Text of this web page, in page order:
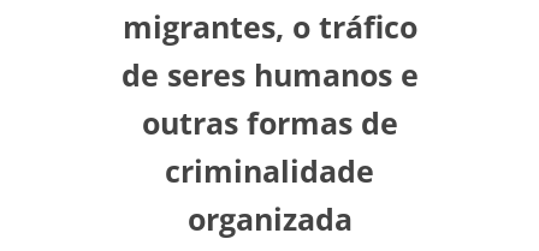
migrantes, o tráfico
de seres humanos e
outras formas de
criminalidade
organizada